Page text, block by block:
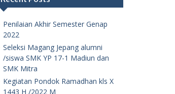
Penilaian Akhir Semester Genap
2022
Seleksi Magang Jepang alumni
/siswa SMK YP 17-1 Madiun dan
SMK Mitra
Kegiatan Pondok Ramadhan kls X
1443 H /2022 M